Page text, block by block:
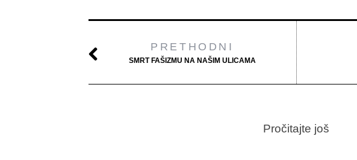
PRETHODNI
SMRT FAŠIZMU NA NAŠIM ULICAMA
Pročitajte još